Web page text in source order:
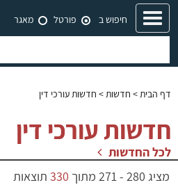
Toggle
navigation
חיפוש ב פורטל מאגר
דף הבית> חדשות > חדשות עורכי דין
חדשות עורכי דין
לכל החדשות
מציג 280
-
271 מתוך 330 תוצאות